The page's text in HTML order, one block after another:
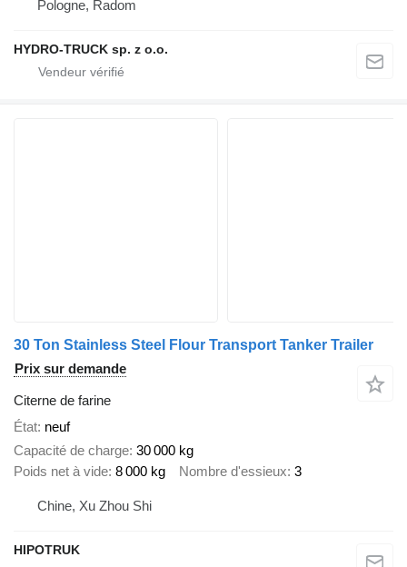
Pologne, Radom
HYDRO-TRUCK sp. z o.o.
30 Ton Stainless Steel Flour Transport Tanker Trailer
Prix sur demande
Citerne de farine
État neuf
Capacité de charge 30 000 kg
Poids net à vide 8 000 kg Nombre d'essieux 3
Chine, Xu Zhou Shi
HIPOTRUK